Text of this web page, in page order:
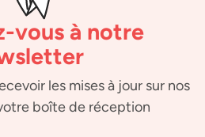
vous à notre
les mises à jour sur nos
boîte de réception